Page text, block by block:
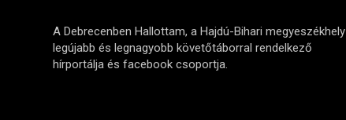
A Debrecenben Hallottam, a Hajdú-Bihari megyeszékhely
legújabb és legnagyobb követőtáborral rendelkező
hírportálja és facebook csoportja.